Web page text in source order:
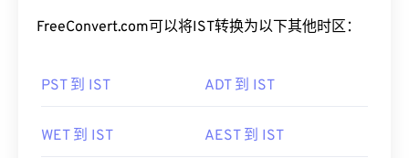
FreeConvert.com可以将IST转换为以下其他时区：
PST 到 IST ADT 到 IST
WET 到 IST AEST 到 IST